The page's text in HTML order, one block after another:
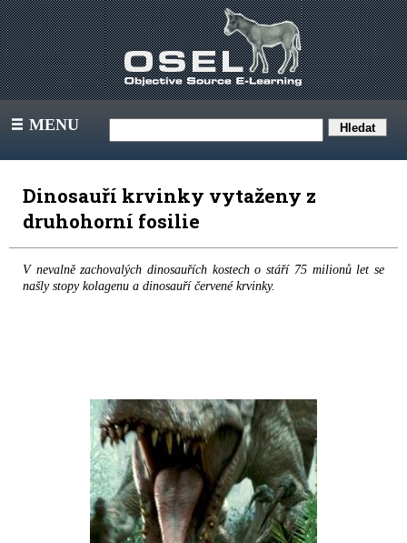
III MENU
Dinosauří krvinky vytaženy z
druhohorní fosilie
V nevalně zachovalých dinosauřích kostech o stáří 75 milionů let se
našly stopy kolagenu a dinosauří červené krvinky.